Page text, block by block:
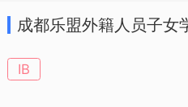
成都乐盟外籍人员子
IB